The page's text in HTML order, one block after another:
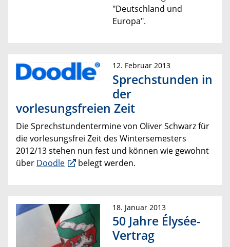
"Deutschland und
Europa".
12. Februar 2013
Sprechstunden in
der
vorlesungsfreien Zeit
Die Sprechstundentermine von Oliver Schwarz für
die vorlesungsfrei Zeit des Wintersemesters
2012/13 stehen nun fest und können wie gewohnt
über Doodle belegt werden.
18. Januar 2013
50 Jahre Élysée-
Vertrag